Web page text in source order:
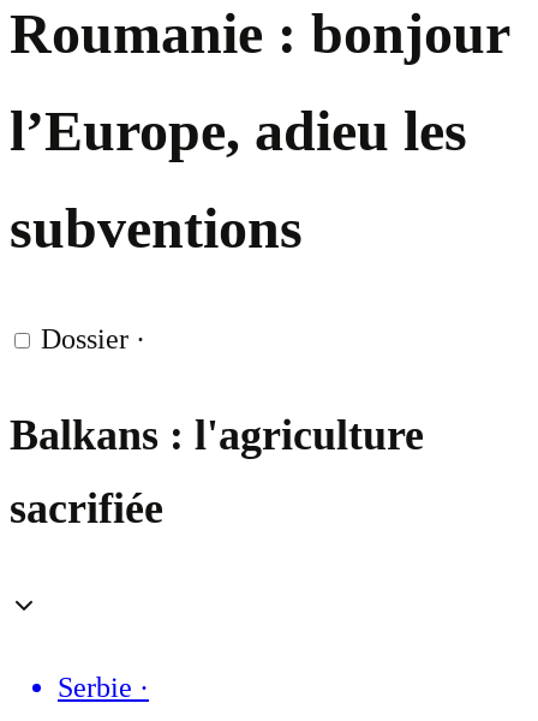
Roumanie : bonjour
l’Europe, adieu les
subventions
Dossier ·
Balkans : l'agriculture
sacrifiée
Serbie ·